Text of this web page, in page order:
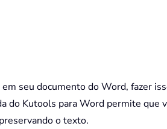
seu documento do Word, fazer
do Kutools para Word permite que
o texto.